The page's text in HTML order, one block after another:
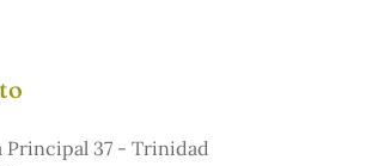
Principal 37 - Trinidad